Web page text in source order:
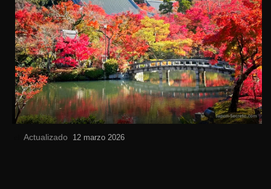
Actualizado 12 marzo 2026